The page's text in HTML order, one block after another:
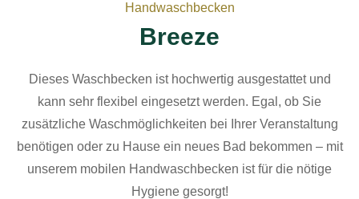
Handwaschbecken
Breeze
Dieses Waschbecken ist hochwertig ausgestattet und
kann sehr flexibel eingesetzt werden. Egal, ob Sie
zusätzliche Waschmöglichkeiten bei Ihrer Veranstaltung
benötigen oder zu Hause ein neues Bad bekommen – mit
unserem mobilen Handwaschbecken ist für die nötige
Hygiene gesorgt!